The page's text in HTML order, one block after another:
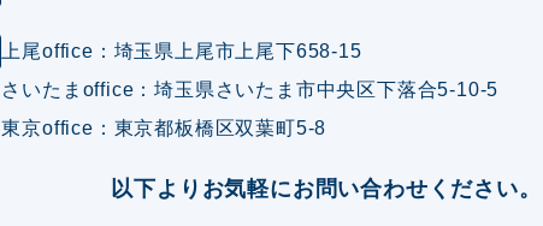
上尾office：埼玉県上尾市上尾下658-15
さいたまoffice：埼玉県さいたま市中央区下落合5-10-5
東京office：東京都板橋区双葉町5-8
以下よりお気軽にお問い合わせください。